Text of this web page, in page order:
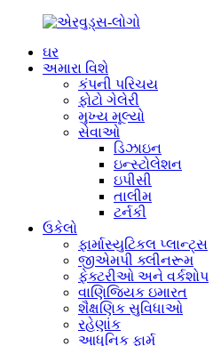
ઘર
અમારા વિશે
કંપની પરિચય
ફોટો ગેલેરી
મુખ્ય મૂલ્યો
સેવાઓ
ડિઝાઇન
ઇન્સ્ટોલેશન
ઇપીસી
તાલીમ
ટર્નકી
ઉકેલો
ફાર્માસ્યુટિકલ પ્લાન્ટ્સ
જીએમપી ક્લીનરૂમ
ફેક્ટરીઓ અને વર્કશોપ
વાણિજ્યિક ઇમારત
શૈક્ષણિક સુવિધાઓ
રહેણાંક
આધુનિક ફાર્મ